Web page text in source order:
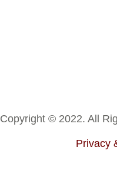
Copyright © 2022. All
Privacy